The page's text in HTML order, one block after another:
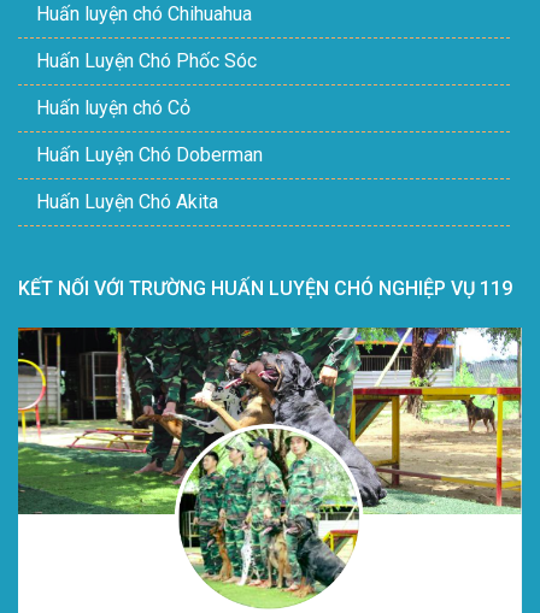
Huấn luyện chó Chihuahua
Huấn Luyện Chó Phốc Sóc
Huấn luyện chó Cỏ
Huấn Luyện Chó Doberman
Huấn Luyện Chó Akita
KẾT NỐI VỚI TRƯỜNG HUẤN LUYỆN CHÓ NGHIỆP VỤ 119